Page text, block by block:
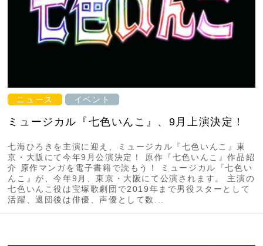
ニュース イベント
ミュージカル『七色いんこ』、9月上演決定！
七海ひろきを主演に迎え、ミュージカル『七色いんこ』東
京・大阪にて今年9月公演決定！ 原作『七色いんこ』作品紹
介 原作マンガを電子書籍で読もう！ ミュージカル『七色い
んこ』が、今年9月、東京・大阪にて公演されます。 主演の
七色いんこ役は宝塚歌劇団で2019年まで男役スターとして
活躍、退団後は俳優、声優として数...